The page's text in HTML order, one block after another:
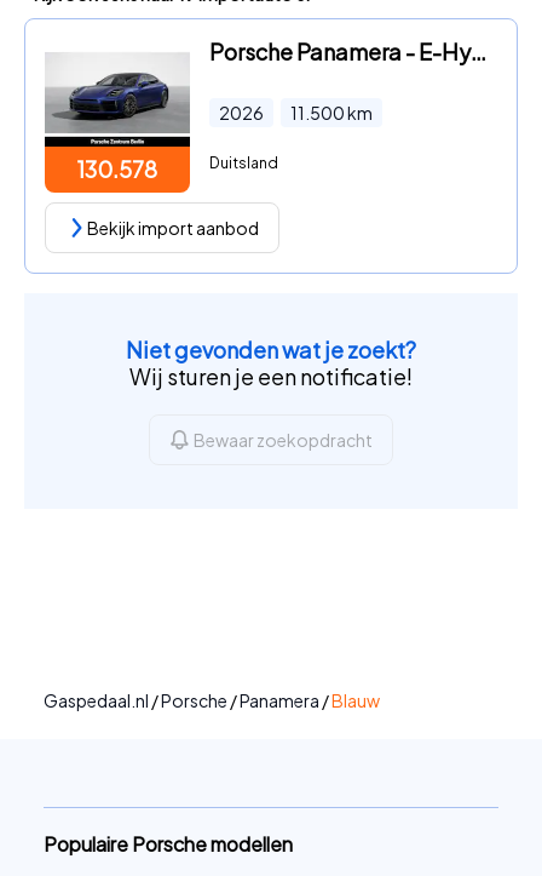
130.578
Porsche Panamera - E-Hybrid 4
2026 11.500km
Duitsland
Bekijk import aanbod
Niet gevonden wat je zoekt?
Wij sturen je een notificatie!
Bewaar zoekopdracht
Gaspedaal.nl /Porsche /Panamera /Blauw
Populaire Porsche modellen